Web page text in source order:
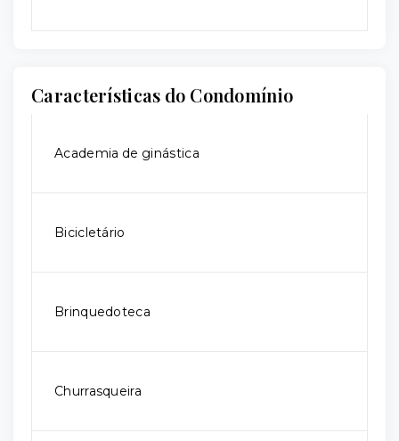
Características do Condomínio
Academia de ginástica
Bicicletário
Brinquedoteca
Churrasqueira